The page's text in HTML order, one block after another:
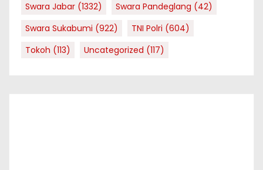
Swara Jabar (1332) Swara Pandeglang (42)
Swara Sukabumi (922) TNI Polri (604)
Tokoh (113) Uncategorized (117)